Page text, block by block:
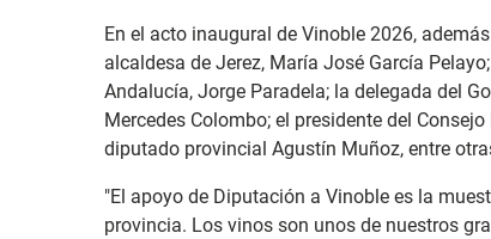
En el acto inaugural de Vinoble 2026,
alcaldesa de Jerez, María José García
Andalucía, Jorge Paradela; la delegada del
Mercedes Colombo; el presidente del
diputado provincial Agustín Muñoz, entre
"El apoyo de Diputación a Vinoble es la
provincia. Los vinos son unos de nuestros